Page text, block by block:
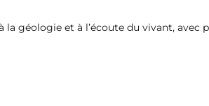
la géologie et à l’écoute du vivant, avec